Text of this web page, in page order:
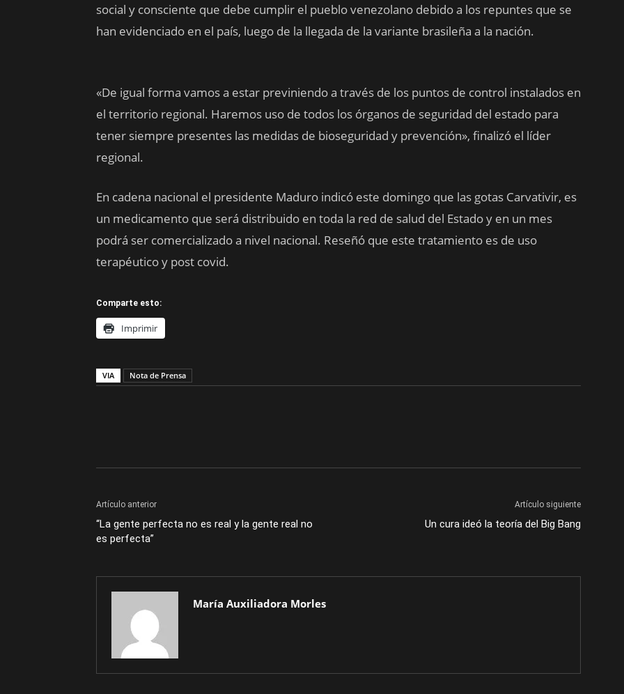
social y consciente que debe cumplir el pueblo venezolano debido a los repuntes que se
han evidenciado en el país, luego de la llegada de la variante brasileña a la nación.
«De igual forma vamos a estar previniendo a través de los puntos de control instalados en
el territorio regional. Haremos uso de todos los órganos de seguridad del estado para
tener siempre presentes las medidas de bioseguridad y prevención», finalizó el líder
regional.
En cadena nacional el presidente Maduro indicó este domingo que las gotas Carvativir, es
un medicamento que será distribuido en toda la red de salud del Estado y en un mes
podrá ser comercializado a nivel nacional. Reseñó que este tratamiento es de uso
terapéutico y post covid.
Comparte esto:
Imprimir
VIA Nota de Prensa
Artículo anterior
“La gente perfecta no es real y la gente real no
es perfecta”
Artículo siguiente
Un cura ideó la teoría del Big Bang
María Auxiliadora Morles